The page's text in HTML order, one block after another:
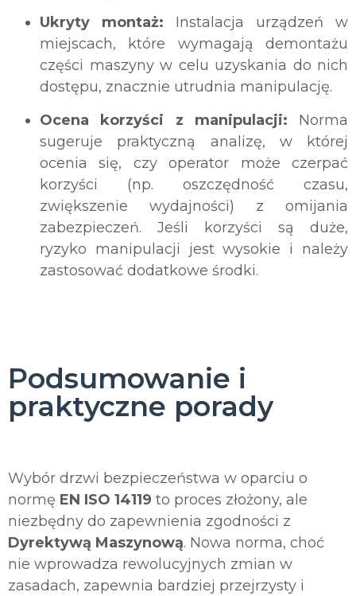
Ukryty montaż: Instalacja urządzeń w
miejscach, które wymagają demontażu
części maszyny w celu uzyskania do nich
dostępu, znacznie utrudnia manipulację.
Ocena korzyści z manipulacji: Norma
sugeruje praktyczną analizę, w której
ocenia się, czy operator może czerpać
korzyści (np. oszczędność czasu,
zwiększenie wydajności) z omijania
zabezpieczeń. Jeśli korzyści są duże,
ryzyko manipulacji jest wysokie i należy
zastosować dodatkowe środki.
Podsumowanie i
praktyczne porady
Wybór drzwi bezpieczeństwa w oparciu o
normę EN ISO 14119 to proces złożony, ale
niezbędny do zapewnienia zgodności z
Dyrektywą Maszynową. Nowa norma, choć
nie wprowadza rewolucyjnych zmian w
zasadach, zapewnia bardziej przejrzysty i